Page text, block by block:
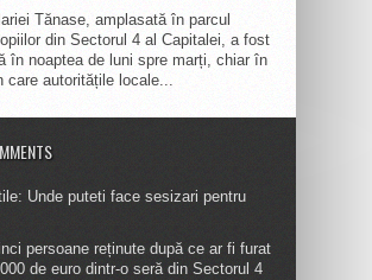
Tănase, amplasată în parcul
din Sectorul 4 al Capitalei, a fost
în noaptea de luni spre marți, chiar în
care autoritățile locale...
Unde puteti face sesizari pentru
persoane reținute după ce ar fi furat
de euro dintr-o seră din Sectorul 4